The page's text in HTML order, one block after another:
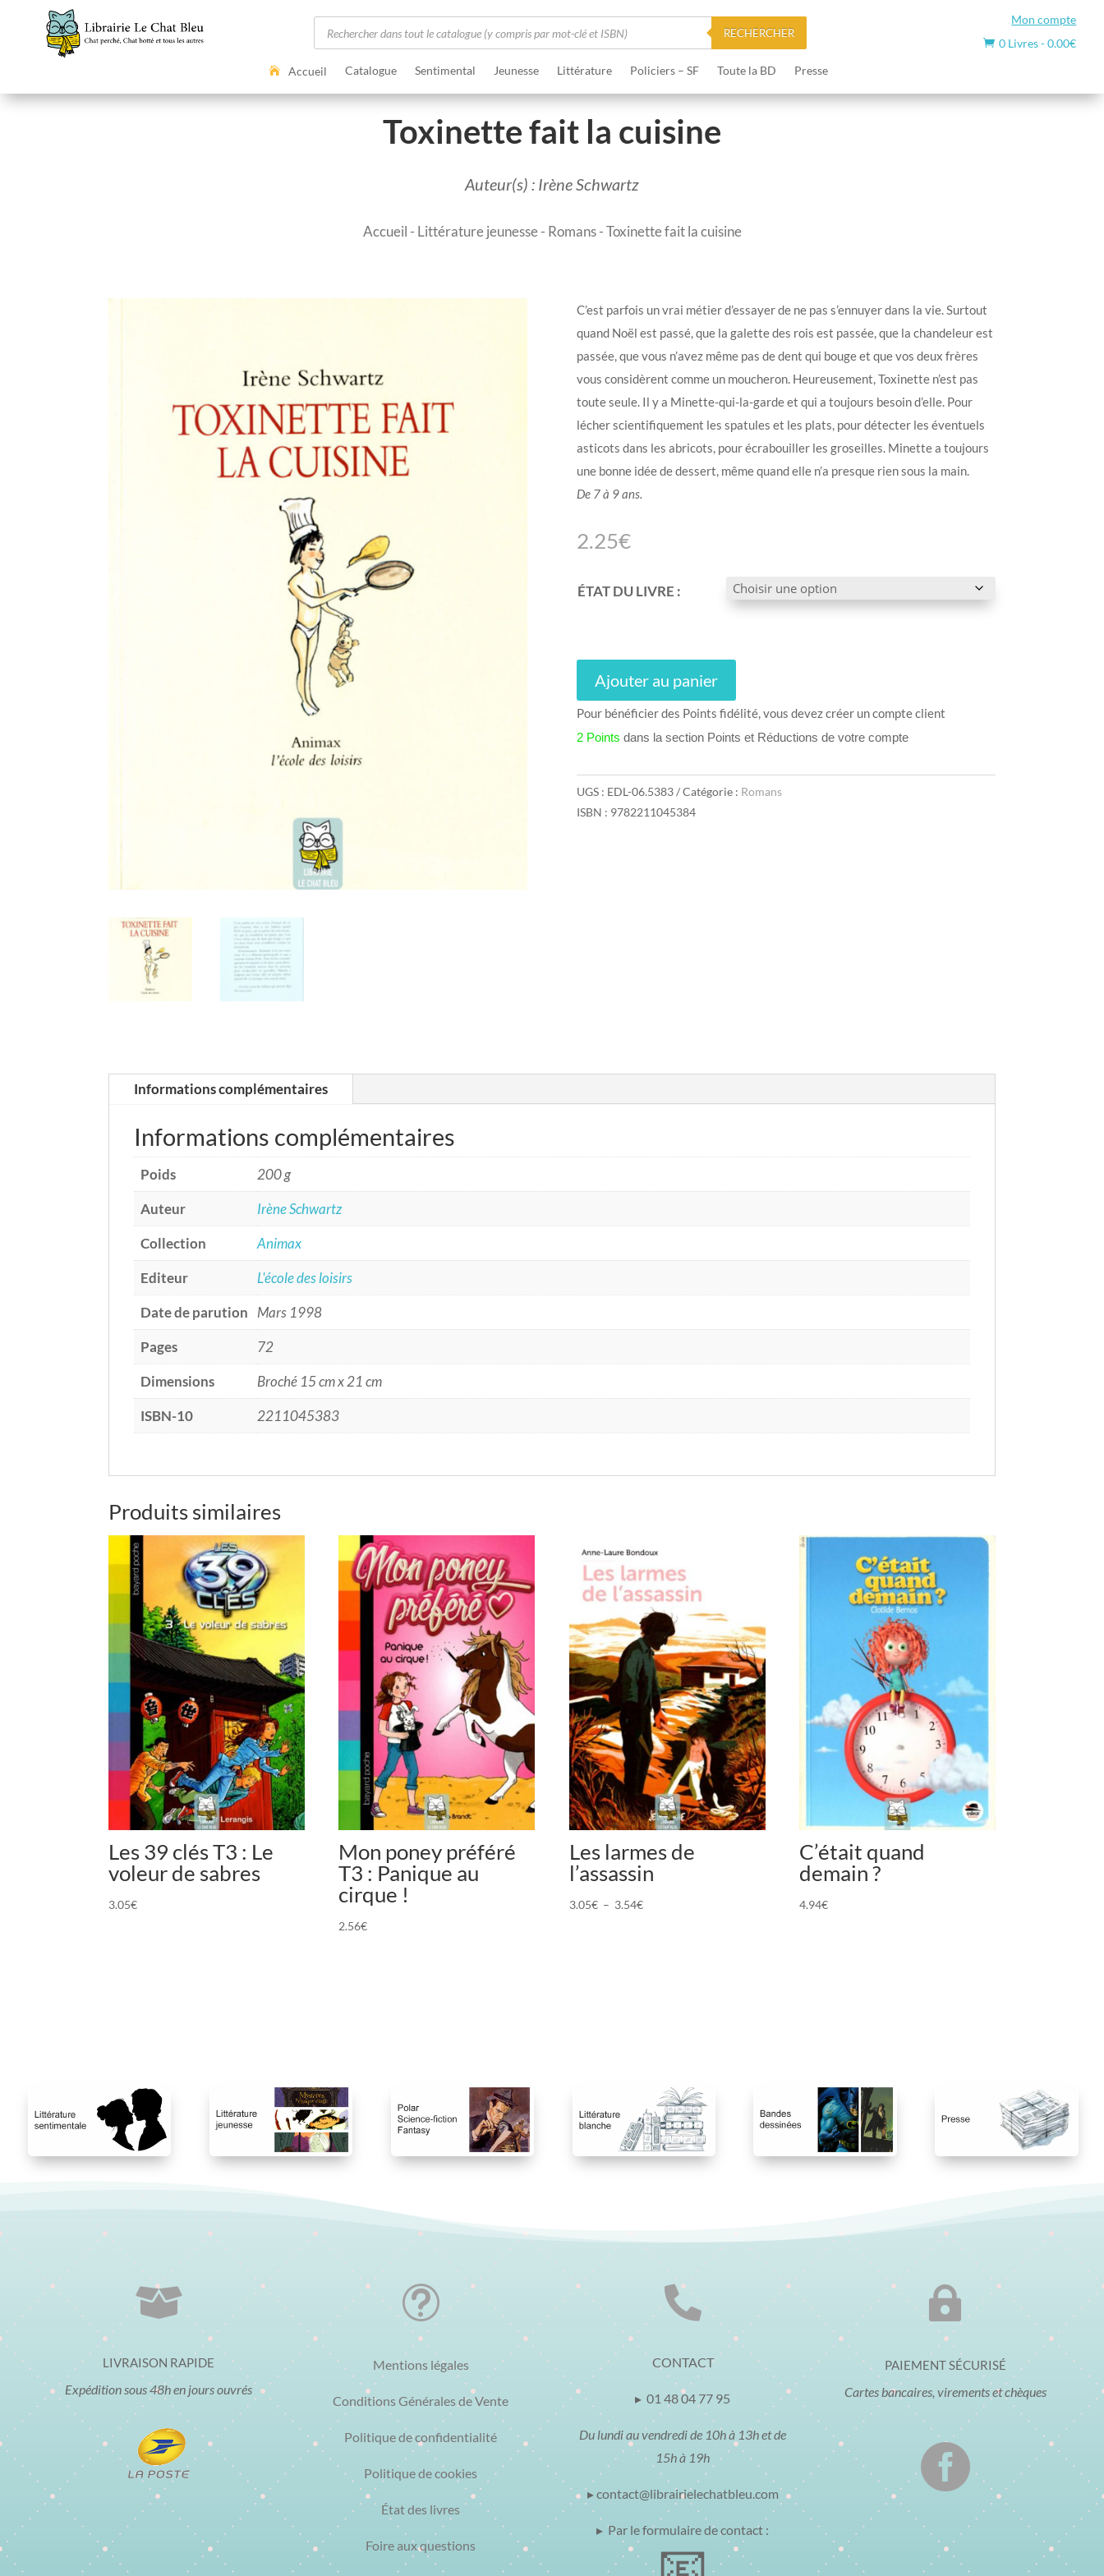
Recherche
de
produits
RECHERCHER
Mon compte
 0 Livres-0.00€
Accueil
Catalogue Sentimental Jeunesse Littérature Policiers – SF Toute la BD Presse
Toxinette fait la cuisine
Auteur(s) : Irène Schwartz
Accueil - Littérature jeunesse- Romans- Toxinette fait la cuisine
C’est parfois un vrai métier d’essayer de ne pas s’ennuyer dans la vie. Surtout
quand Noël est passé, que la galette des rois est passée, que la chandeleur est
passée, que vous n’avez même pas de dent qui bouge et que vos deux frères
vous considèrent comme un moucheron. Heureusement, Toxinette n’est pas
toute seule. Il y a Minette-qui-la-garde et qui a toujours besoin d’elle. Pour
lécher scientifiquement les spatules et les plats, pour détecter les éventuels
asticots dans les abricots, pour écrabouiller les groseilles. Minette a toujours
une bonne idée de dessert, même quand elle n’a presque rien sous la main.
De 7 à 9 ans.
2.25€
ÉTAT DU LIVRE :
Ajouter au panier
Pour bénéficier des Points fidélité, vous devez créer un compte client
2 Points dans la section Points et Réductions de votre compte
UGS : EDL-06.5383 Catégorie : Romans
ISBN : 9782211045384
Informations complémentaires
Informations complémentaires
Poids
200 g
Auteur
Irène Schwartz
Collection
Animax
Editeur
L'école des loisirs
Date de parution
Mars 1998
Pages
72
Dimensions
Broché 15 cm x 21 cm
ISBN-10
2211045383
Produits similaires
Les 39 clés T3 : Le
voleur de sabres
3.05€
Mon poney préféré
T3 : Panique au
cirque !
2.56€
Les larmes de
l’assassin
3.05€ – 3.54€Plage
C’était quand
demain ?
4.94€

LIVRAISON RAPIDE
Expédition sous 48h en jours ouvrés
t
Mentions légales
Conditions Générales de Vente
Politique de confidentialité
Politique de cookies
État des livres
Foire aux questions

CONTACT
▸ 01 48 04 77 95
Du lundi au vendredi de 10h à 13h et de
15h à 19h
▸ contact@librairielechatbleu.com
▸ Par le formulaire de contact :
📧

PAIEMENT SÉCURISÉ
Cartes bancaires, virements et chèques
